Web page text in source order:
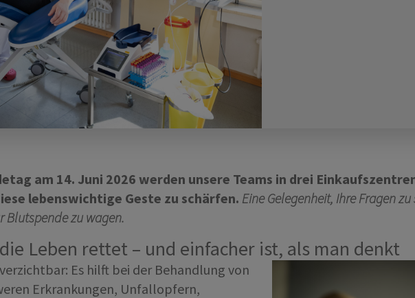
am 14. Juni 2026 werden unsere Teams in drei
lebenswichtige Geste zu schärfen. Eine Gelegenheit, Ihre Fragen
Blutspende zu wagen.
Leben rettet – und einfacher ist, als man denkt
Es hilft bei der Behandlung von
Erkrankungen, Unfallopfern,